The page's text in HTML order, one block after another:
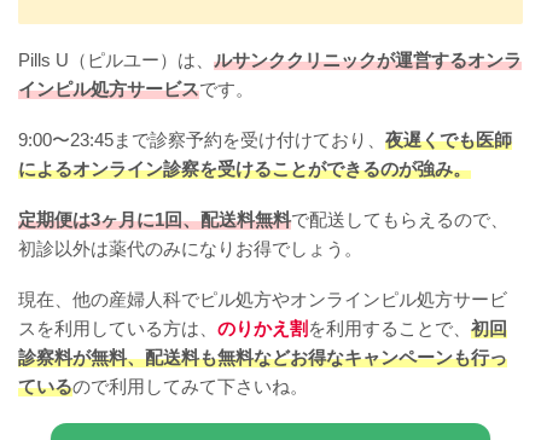
Pills U（ピルユー）は、 ルサンククリニックが運営するオンラ
インピル処方サービスです。
9:00〜23:45まで診察予約を受け付けており、 夜遅くでも医師
によるオンライン診察を受けることができるのが強み。
定期便は3ヶ月に1回、配送料無料で配送してもらえるので、
初診以外は薬代のみになりお得でしょう。
現在、他の産婦人科でピル処方やオンラインピル処方サービ
スを利用している方は、 のりかえ割 を利用することで、 初回
診察料が無料、配送料も無料などお得なキャンペーンも行っ
ているので利用してみて下さいね。